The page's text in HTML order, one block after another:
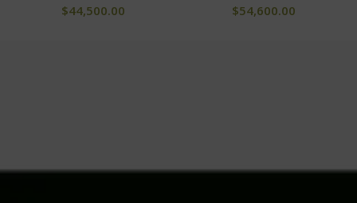
$44,500.00 $54,600.00